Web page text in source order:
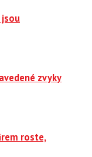
zvyky
roste,